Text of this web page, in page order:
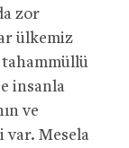
zor
ülkemiz
insanla
ve
var. Mesela